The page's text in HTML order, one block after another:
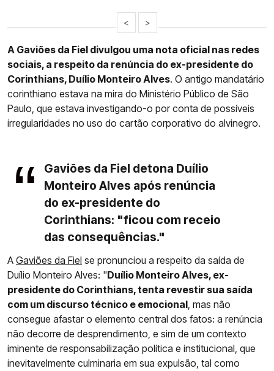
< >
A Gaviões da Fiel divulgou uma nota oficial nas redes
sociais, a respeito da renúncia do ex-presidente do
Corinthians, Duílio Monteiro Alves. O antigo mandatário
corinthiano estava na mira do Ministério Público de São
Paulo, que estava investigando-o por conta de possíveis
irregularidades no uso do cartão corporativo do alvinegro.
Gaviões da Fiel detona Duílio
Monteiro Alves após renúncia
do ex-presidente do
Corinthians: "ficou com receio
das consequências."
A Gaviões da Fiel se pronunciou a respeito da saída de
Duílio Monteiro Alves: "Duílio Monteiro Alves, ex-
presidente do Corinthians, tenta revestir sua saída
com um discurso técnico e emocional, mas não
consegue afastar o elemento central dos fatos: a renúncia
não decorre de desprendimento, e sim de um contexto
iminente de responsabilização política e institucional, que
inevitavelmente culminaria em sua expulsão, tal como